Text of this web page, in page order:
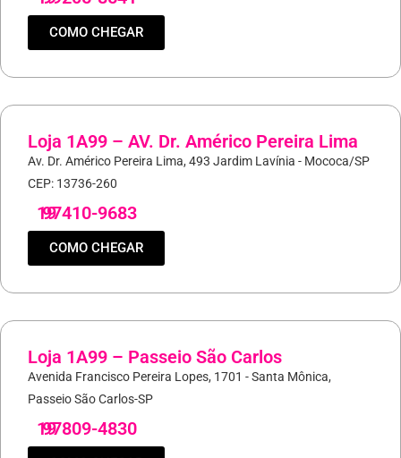
COMO CHEGAR
Loja 1A99 – AV. Dr. Américo Pereira Lima
Av. Dr. Américo Pereira Lima, 493 Jardim Lavínia - Mococa/SP
CEP: 13736-260
19
97410-9683
COMO CHEGAR
Loja 1A99 – Passeio São Carlos
Avenida Francisco Pereira Lopes, 1701 - Santa Mônica,
Passeio São Carlos-SP
19
97809-4830